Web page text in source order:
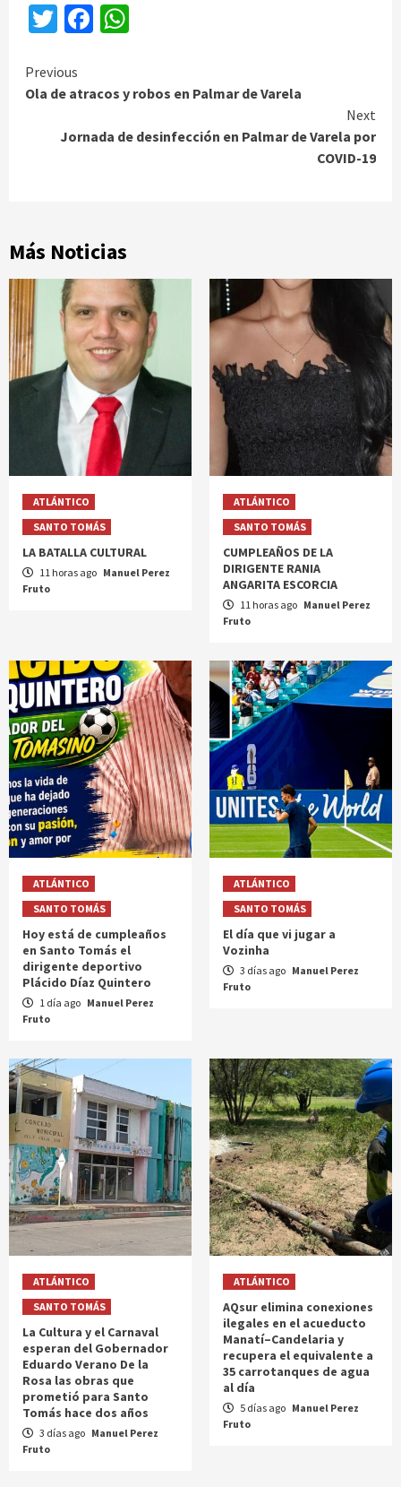
TwitterFacebook
Continue
Previous
Ola de atracos y robos en Palmar de Varela
Next
Jornada de desinfección en Palmar de Varela por
COVID-19
Más Noticias
ATLÁNTICO
SANTO TOMÁS
LA BATALLA CULTURAL
11 horas ago Manuel Perez
Fruto
ATLÁNTICO
SANTO TOMÁS
CUMPLEAÑOS DE LA
DIRIGENTE RANIA
ANGARITA ESCORCIA
11 horas ago Manuel Perez
Fruto
ATLÁNTICO
SANTO TOMÁS
Hoy está de cumpleaños
en Santo Tomás el
dirigente deportivo
Plácido Díaz Quintero
1 día ago Manuel Perez
Fruto
ATLÁNTICO
SANTO TOMÁS
El día que vi jugar a
Vozinha
3 días ago Manuel Perez
Fruto
ATLÁNTICO
SANTO TOMÁS
La Cultura y el Carnaval
esperan del Gobernador
Eduardo Verano De la
Rosa las obras que
prometió para Santo
Tomás hace dos años
3 días ago Manuel Perez
Fruto
ATLÁNTICO
AQsur elimina conexiones
ilegales en el acueducto
Manatí–Candelaria y
recupera el equivalente a
35 carrotanques de agua
al día
5 días ago Manuel Perez
Fruto